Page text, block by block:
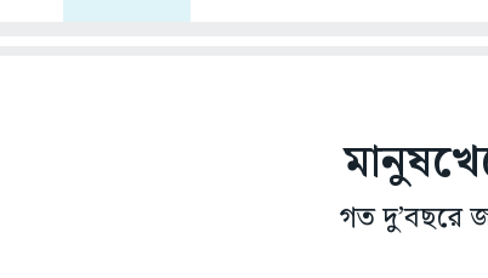
গত দু’বছরে